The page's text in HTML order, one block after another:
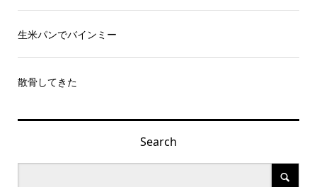
生米パンでバインミー
散骨してきた
Search